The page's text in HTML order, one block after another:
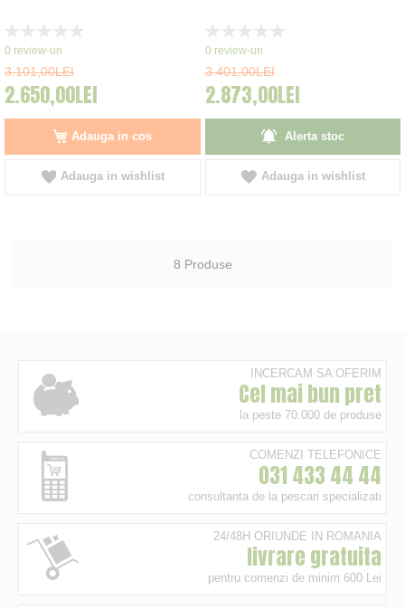
0%
0 review-uri
3.101,00LEI
2.650,00LEI
Adauga in cos
Adauga in wishlist
0%
0 review-uri
3.401,00LEI
2.873,00LEI
Alerta stoc
Adauga in wishlist
8 Produse
INCERCAM SA OFERIM
Cel mai bun pret
la peste 70.000 de produse
COMENZI TELEFONICE
031 433 44 44
consultanta de la pescari specializati
24/48H ORIUNDE IN ROMANIA
livrare gratuita
pentru comenzi de minim 600 Lei